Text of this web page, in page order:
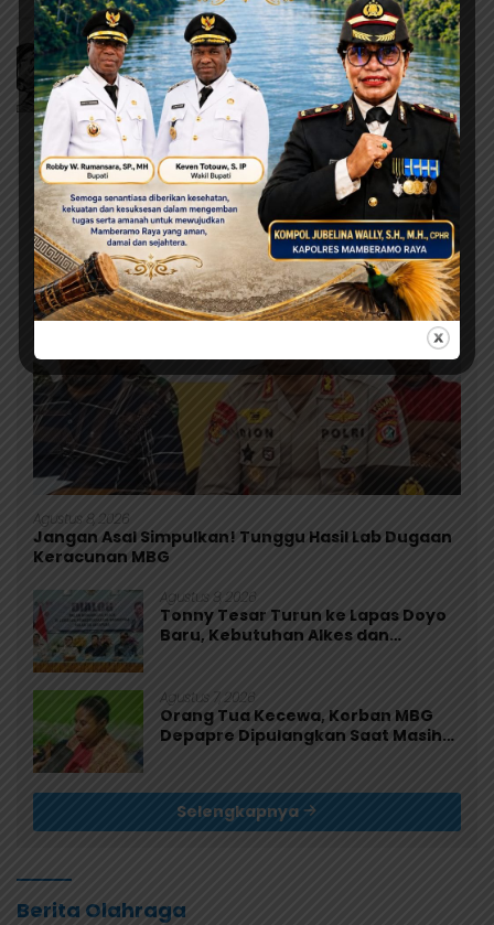
Berita Terbaru
Ini adalah contoh judul deskripsi yang bisa anda isi
dan sesuaikan pada widget
Agustus 8, 2026
Jangan Asal Simpulkan! Tunggu Hasil Lab Dugaan
Keracunan MBG
Agustus 8, 2026
Tonny Tesar Turun ke Lapas Doyo
Baru, Kebutuhan Alkes dan
Agustus 7, 2026
Orang Tua Kecewa, Korban MBG
Depapre Dipulangkan Saat Masih
Selengkapnya
Berita Olahraga